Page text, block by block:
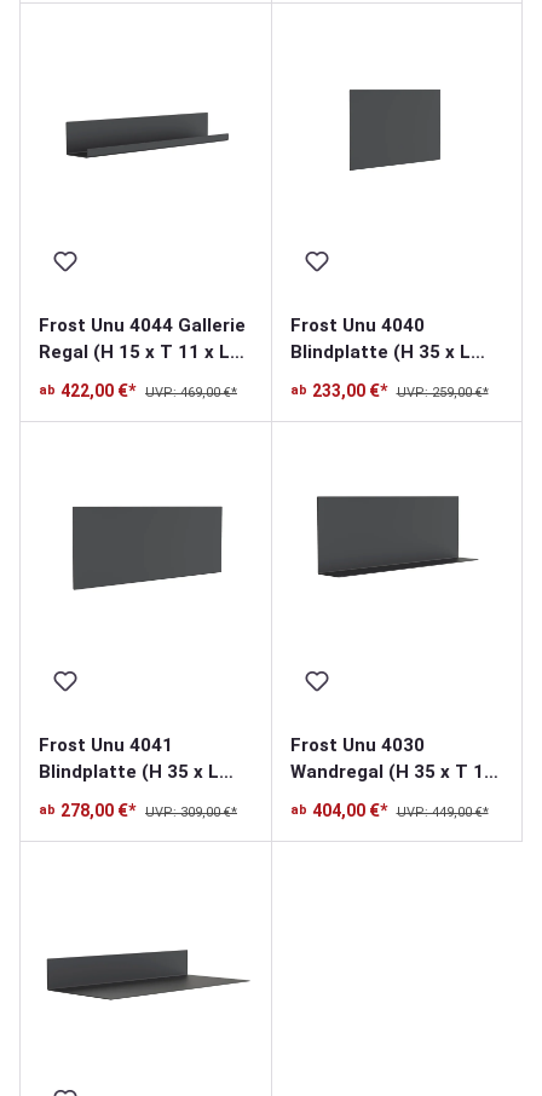
Frost Unu 4044 Gallerie
Regal (H 15 x T 11 x L
100cm)
ab 422,00 €* UVP: 469,00 €*
Frost Unu 4040
Blindplatte (H 35 x L
60cm)
ab 233,00 €* UVP: 259,00 €*
Frost Unu 4041
Blindplatte (H 35 x L
100cm)
ab 278,00 €* UVP: 309,00 €*
Frost Unu 4030
Wandregal (H 35 x T 15
x L 100cm)
ab 404,00 €* UVP: 449,00 €*